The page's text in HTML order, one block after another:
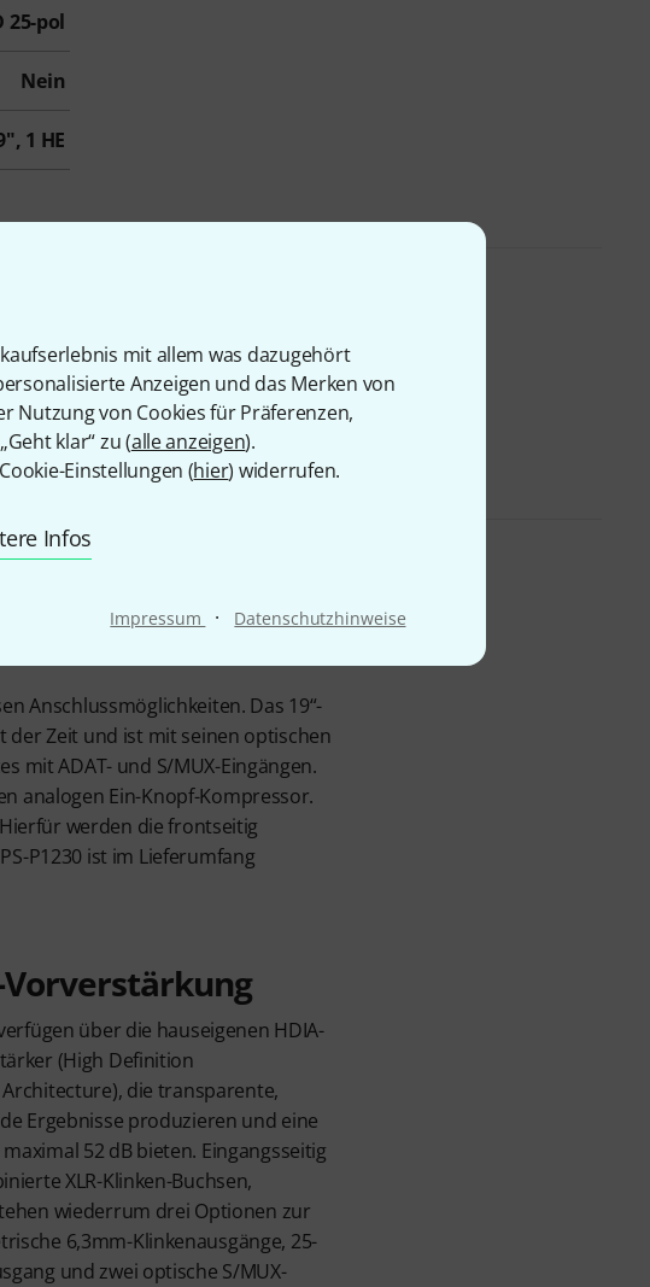
mit allem was dazugehört
Anzeigen und das Merken von
Nutzung von Cookies für Präferenzen,
klar“ zu (alle anzeigen).
Einstellungen (hier) widerrufen.
Infos
Impressum · Datenschutzhinweise
25-pol
Nein
1 HE
Anschlussmöglichkeiten. Das 19“-
Zeit und ist mit seinen optischen
mit ADAT- und S/MUX-Eingängen.
analogen Ein-Knopf-Kompressor.
werden die frontseitig
P1230 ist im Lieferumfang
Vorverstärkung
über die hauseigenen HDIA-
(High Definition
die transparente,
Ergebnisse produzieren und eine
52 dB bieten. Eingangsseitig
XLR-Klinken-Buchsen,
wiederrum drei Optionen zur
6,3mm-Klinkenausgänge, 25-
und zwei optische S/MUX-